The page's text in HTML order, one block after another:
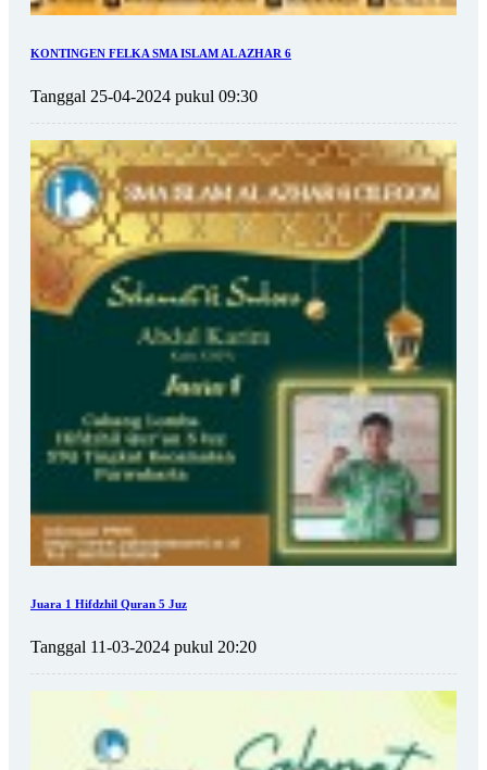
KONTINGEN FELKA SMA ISLAM AL AZHAR 6
Tanggal 25-04-2024 pukul 09:30
Juara 1 Hifdzhil Quran 5 Juz
Tanggal 11-03-2024 pukul 20:20